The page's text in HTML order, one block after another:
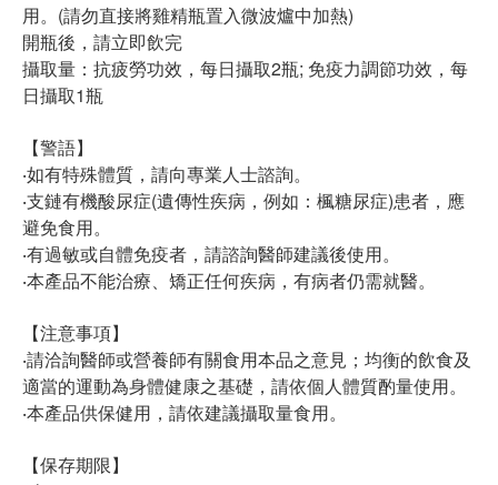
用。(請勿直接將雞精瓶置入微波爐中加熱)
開瓶後，請立即飲完
攝取量：抗疲勞功效，每日攝取2瓶; 免疫力調節功效，每
日攝取1瓶
【警語】
‧如有特殊體質，請向專業人士諮詢。
‧支鏈有機酸尿症(遺傳性疾病，例如：楓糖尿症)患者，應
避免食用。
‧有過敏或自體免疫者，請諮詢醫師建議後使用。
‧本產品不能治療、矯正任何疾病，有病者仍需就醫。
【注意事項】
‧請洽詢醫師或營養師有關食用本品之意見；均衡的飲食及
適當的運動為身體健康之基礎，請依個人體質酌量使用。
‧本產品供保健用，請依建議攝取量食用。
【保存期限】